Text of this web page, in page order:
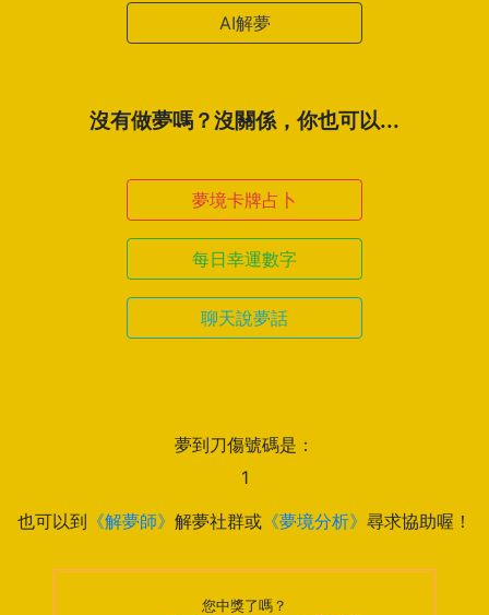
AI解夢
沒有做夢嗎？沒關係，你也可以...
夢境卡牌占卜
每日幸運數字
聊天說夢話
夢到刀傷號碼是：
1
也可以到 《解夢師》 解夢社群或 《夢境分析》 尋求協助喔！
您中獎了嗎？